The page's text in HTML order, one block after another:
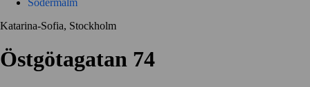
Katarina-Sofia, Stockholm
Östgötagatan 74